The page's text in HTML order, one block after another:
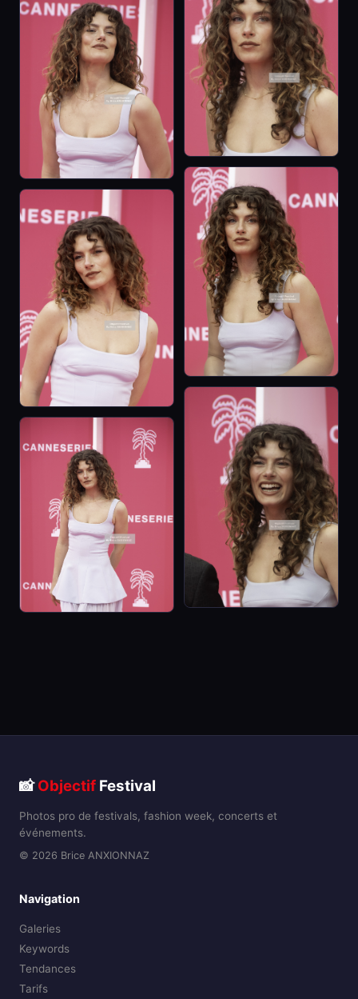
📸Objectif Festival
Photos pro de festivals, fashion week, concerts et
événements.
© 2026 Brice ANXIONNAZ
Navigation
Galeries
Keywords
Tendances
Tarifs